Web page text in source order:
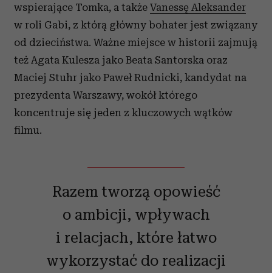
wspierające Tomka, a także Vanessę Aleksander
w roli Gabi, z którą główny bohater jest związany
od dzieciństwa. Ważne miejsce w historii zajmują
też Agata Kulesza jako Beata Santorska oraz
Maciej Stuhr jako Paweł Rudnicki, kandydat na
prezydenta Warszawy, wokół którego
koncentruje się jeden z kluczowych wątków
filmu.
Razem tworzą opowieść
o ambicji, wpływach
i relacjach, które łatwo
wykorzystać do realizacji